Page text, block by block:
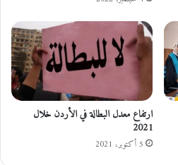
ارتفاع معدل البطالة في الأردن خلال
2021
5 أكتوبر، 2021